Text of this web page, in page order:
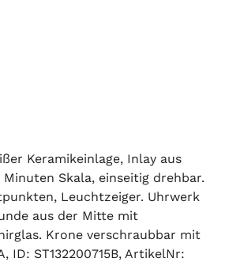
Keramikeinlage, Inlay aus
Skala, einseitig drehbar.
Leuchtzeiger. Uhrwerk
aus der Mitte mit
Krone verschraubbar mit
ST132200715B, ArtikelNr: